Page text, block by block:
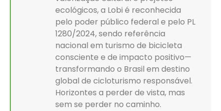
ecológicos, a Lobi é reconhecida
pelo poder público federal e pelo PL
1280/2024, sendo referência
nacional em turismo de bicicleta
consciente e de impacto positivo—
transformando o Brasil em destino
global de cicloturismo responsável.
Horizontes a perder de vista, mas
sem se perder no caminho.